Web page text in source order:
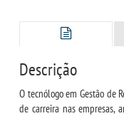
REPOSITÓRIO
Descrição
O tecnólogo em Gestão de
de carreira nas empresas,